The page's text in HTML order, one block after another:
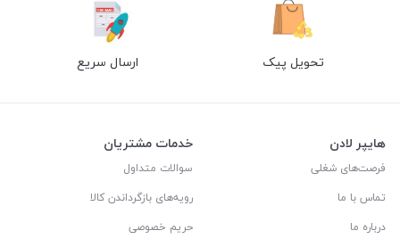
تحویل پیک ارسال سریع
هایپر لادن
فرصت‌های شغلی
تماس با ما
درباره ما
خدمات مشتریان
سوالات متداول
رویه‌های بازگرداندن کالا
حریم خصوصی